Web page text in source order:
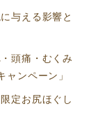
与える影響と
頭痛・むくみ
ンペーン」
定お尻ほぐし